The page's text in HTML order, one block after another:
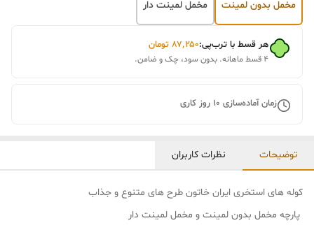
مخمل بدون لمینت مخمل لمینت دار
هر قسط با ترب‌پی:۸۷٬۲۵۰ تومان
۴ قسط ماهانه. بدون سود، چک و ضامن.
زمان آماده‌سازی 10 روز کاری
توضیحات نظرات کاربران
کوله های استخری ایران خاتون طرح های متنوع و جذاب
پارچه مخمل بدون لمینت و مخمل لمینت دار